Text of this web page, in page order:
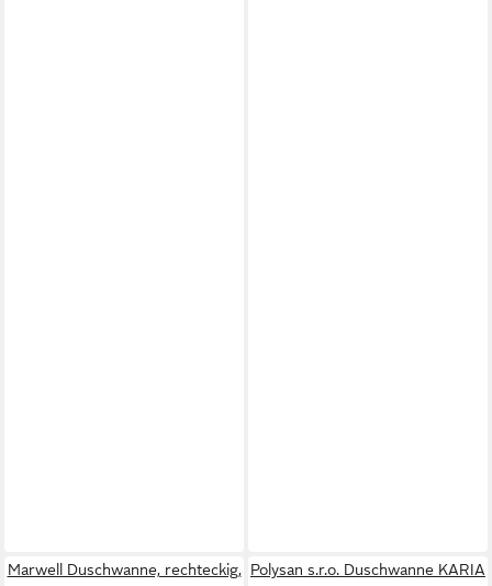
Marwell Duschwanne, rechteckig, Polysan s.r.o. Duschwanne KARIA